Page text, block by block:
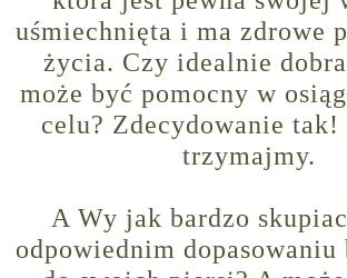
uśmiechnięta i ma zdrowe
życia. Czy idealnie
może być pomocny w
celu? Zdecydowanie tak!
trzymajmy.
A Wy jak bardzo
odpowiednim dopasowaniu